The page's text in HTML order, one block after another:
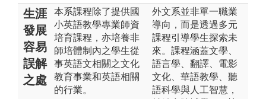
生涯
發展
容易
誤解
之處
本系課程除了提供國
小英語教學專業師資
培育課程，亦培養非
師培體制內之學生從
事英語文相關之文化
教育事業和英語相關
的行業。
外文系並非單一職業
導向，而是透過多元
課程引導學生探索未
來。課程涵蓋文學、
語言學、翻譯、電影
文化、華語教學、聽
語科學與人工智慧，